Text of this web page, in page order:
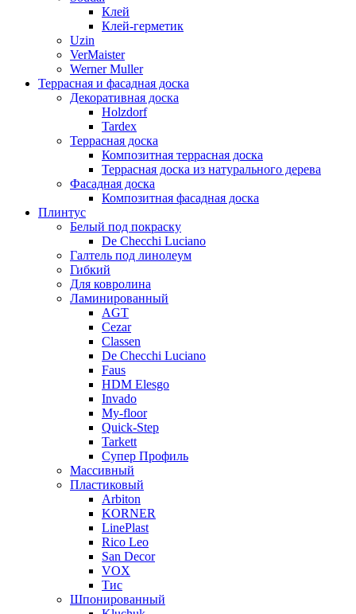
Клей
Клей-герметик
Uzin
VerMaister
Werner Muller
Террасная и фасадная доска
Декоративная доска
Holzdorf
Tardex
Террасная доска
Композитная террасная доска
Террасная доска из натурального дерева
Фасадная доска
Композитная фасадная доска
Плинтус
Белый под покраску
De Checchi Luciano
Галтель под линолеум
Гибкий
Для ковролина
Ламинированный
AGT
Cezar
Classen
De Checchi Luciano
Faus
HDM Elesgo
Invado
My-floor
Quick-Step
Tarkett
Супер Профиль
Массивный
Пластиковый
Arbiton
KORNER
LinePlast
Rico Leo
San Decor
VOX
Тис
Шпонированный